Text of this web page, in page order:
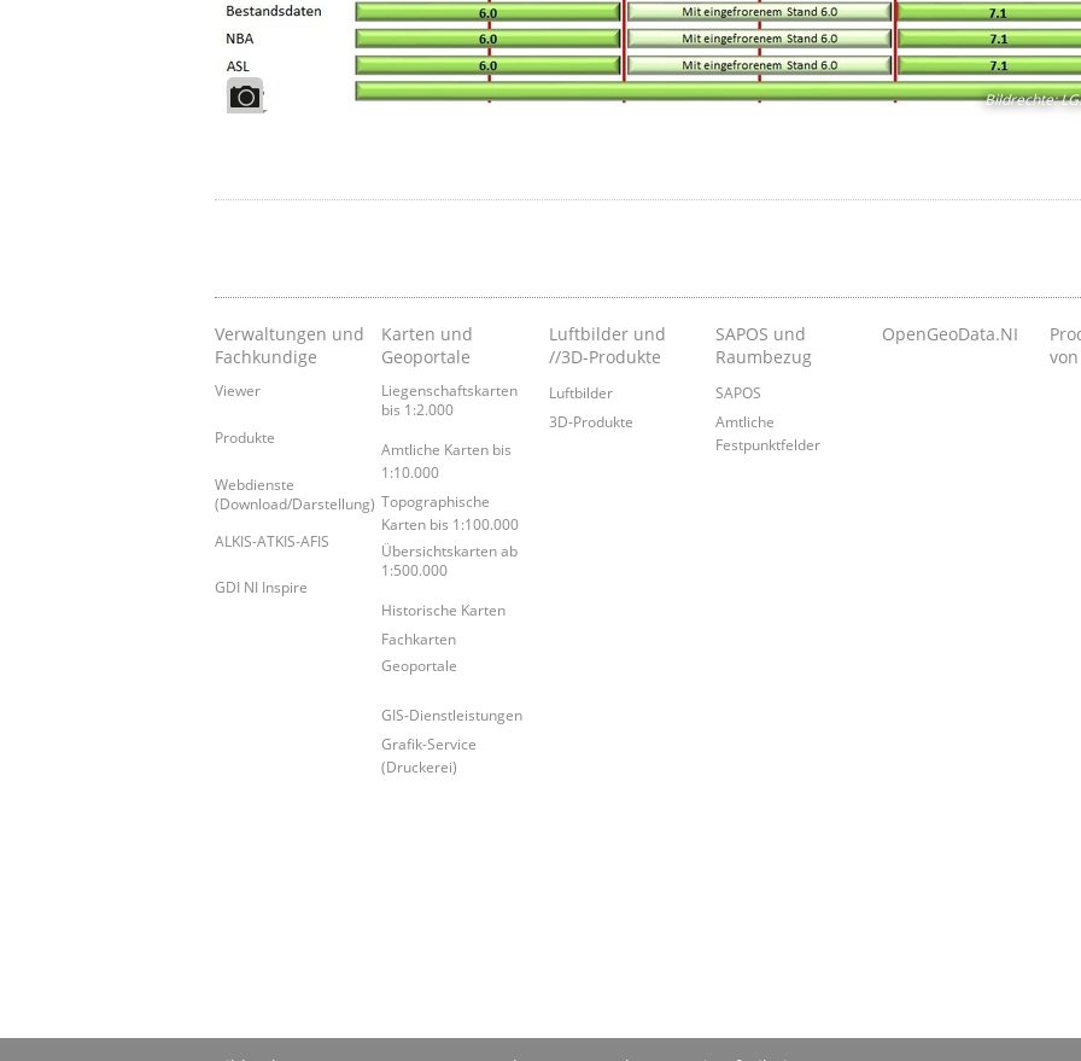
Bildrechte:
Verwaltungen und
Fachkundige
Viewer
Produkte
Webdienste
(Download/Darstellung)
ALKIS-ATKIS-AFIS
GDI NI Inspire
Karten und
Geoportale
Liegenschaftskarten
bis 1:2.000
Amtliche Karten bis
1:10.000
Topographische
Karten bis 1:100.000
Übersichtskarten ab
1:500.000
Historische Karten
Fachkarten
Geoportale
GIS-Dienstleistungen
Grafik-Service
(Druckerei)
Luftbilder und
//3D-Produkte
Luftbilder
3D-Produkte
SAPOS und
Raumbezug
SAPOS
Amtliche
Festpunktfelder
OpenGeoData.NI